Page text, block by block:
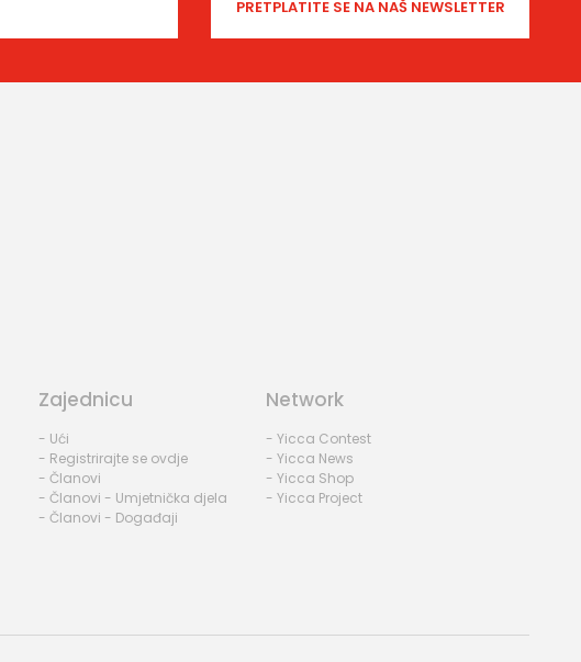
Zajednicu
- Ući
- Registrirajte se ovdje
- Članovi
- Članovi - Umjetnička djela
- Članovi - Događaji
Network
- Yicca Contest
- Yicca News
- Yicca Shop
- Yicca Project